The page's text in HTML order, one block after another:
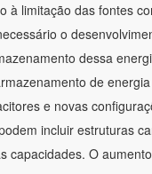
à limitação das fontes
o
dessa
de
e novas
incluir estruturas
capacidades. O